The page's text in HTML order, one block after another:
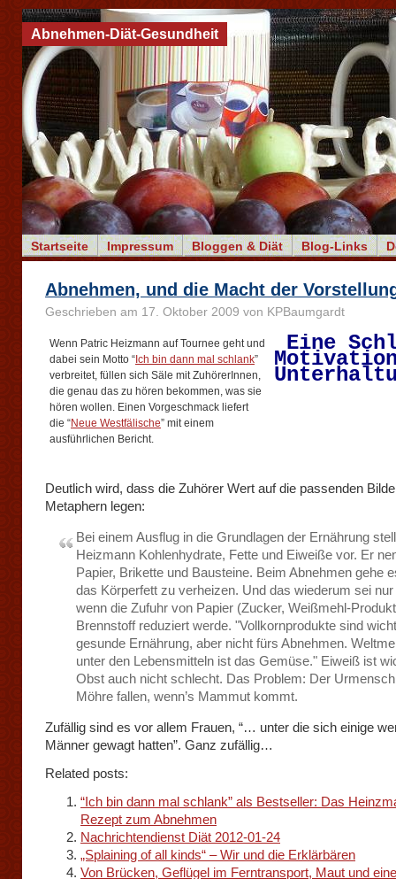
Startseite Impressum Bloggen & Diät Blog-Links
Abnehmen-Diät-Gesundheit
Abnehmen, und die Macht der
Geschrieben am 17. Oktober 2009 von KPBaumgardt
Wenn Patric Heizmann auf Tournee geht und
dabei sein Motto “ Ich bin dann mal schlank”
verbreitet, füllen sich Säle mit ZuhörerInnen,
die genau das zu hören bekommen, was sie
hören wollen. Einen Vorgeschmack liefert
die “Neue Westfälische” mit einem
ausführlichen Bericht.
Eine
Deutlich wird, dass die Zuhörer Wert auf die passenden
Metaphern legen:
Bei einem Ausflug in die Grundlagen der Ernährung
Heizmann Kohlenhydrate, Fette und Eiweiße vor. Er
Papier, Brikette und Bausteine. Beim Abnehmen gehe
das Körperfett zu verheizen. Und das wiederum sei
wenn die Zufuhr von Papier (Zucker, Weißmehl-
Brennstoff reduziert werde. "Vollkornprodukte sind
gesunde Ernährung, aber nicht fürs Abnehmen.
unter den Lebensmitteln ist das Gemüse." Eiweiß ist
Obst auch nicht schlecht. Das Problem: Der
Möhre fallen, wenn’s Mammut kommt.
Zufällig sind es vor allem Frauen, “… unter die sich einige
Männer gewagt hatten”. Ganz zufällig…
Related posts:
“Ich bin dann mal schlank” als Bestseller: Das
Rezept zum Abnehmen
Nachrichtendienst Diät 2012-01-24
„Splaining of all kinds“ – Wir und die Erklärbären
Von Brücken, Geflügel im Ferntransport, Maut und